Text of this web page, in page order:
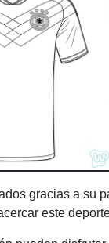
gracias a su
este